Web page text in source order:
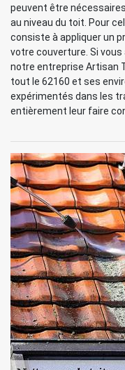
peuvent être
au niveau du toit. Pour
consiste à appliquer un
votre couverture. Si
notre entreprise Artisan
tout le 62160 et ses
expérimentés dans les
entièrement leur faire